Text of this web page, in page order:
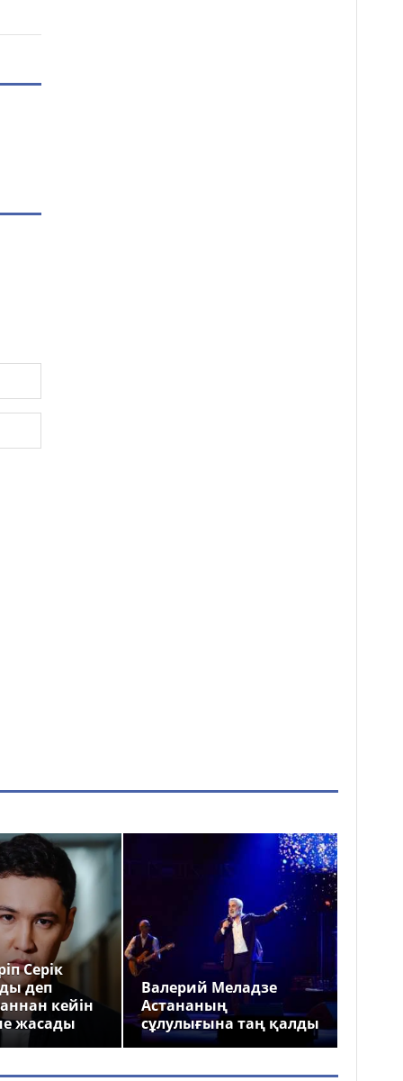
Серік
деп
кейін
жасады
Валерий Меладзе
Астананың
сұлулығына таң қалды